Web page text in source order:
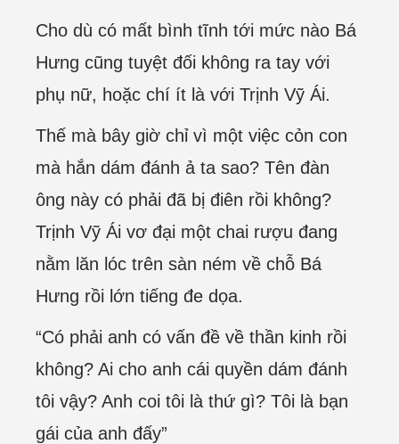
Cho dù có mất bình tĩnh tới mức nào Bá
Hưng cũng tuyệt đối không ra tay với
phụ nữ, hoặc chí ít là với Trịnh Vỹ Ái.
Thế mà bây giờ chỉ vì một việc cỏn con
mà hắn dám đánh ả ta sao? Tên đàn
ông này có phải đã bị điên rồi không?
Trịnh Vỹ Ái vơ đại một chai rượu đang
nằm lăn lóc trên sàn ném về chỗ Bá
Hưng rồi lớn tiếng đe dọa.
“Có phải anh có vấn đề về thần kinh rồi
không? Ai cho anh cái quyền dám đánh
tôi vậy? Anh coi tôi là thứ gì? Tôi là bạn
gái của anh đấy”